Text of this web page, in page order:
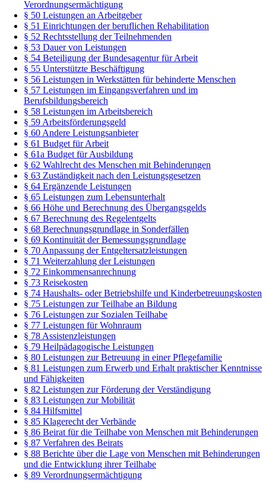
Verordnungsermächtigung
§ 50 Leistungen an Arbeitgeber
§ 51 Einrichtungen der beruflichen Rehabilitation
§ 52 Rechtsstellung der Teilnehmenden
§ 53 Dauer von Leistungen
§ 54 Beteiligung der Bundesagentur für Arbeit
§ 55 Unterstützte Beschäftigung
§ 56 Leistungen in Werkstätten für behinderte Menschen
§ 57 Leistungen im Eingangsverfahren und im
Berufsbildungsbereich
§ 58 Leistungen im Arbeitsbereich
§ 59 Arbeitsförderungsgeld
§ 60 Andere Leistungsanbieter
§ 61 Budget für Arbeit
§ 61a Budget für Ausbildung
§ 62 Wahlrecht des Menschen mit Behinderungen
§ 63 Zuständigkeit nach den Leistungsgesetzen
§ 64 Ergänzende Leistungen
§ 65 Leistungen zum Lebensunterhalt
§ 66 Höhe und Berechnung des Übergangsgelds
§ 67 Berechnung des Regelentgelts
§ 68 Berechnungsgrundlage in Sonderfällen
§ 69 Kontinuität der Bemessungsgrundlage
§ 70 Anpassung der Entgeltersatzleistungen
§ 71 Weiterzahlung der Leistungen
§ 72 Einkommensanrechnung
§ 73 Reisekosten
§ 74 Haushalts- oder Betriebshilfe und Kinderbetreuungskosten
§ 75 Leistungen zur Teilhabe an Bildung
§ 76 Leistungen zur Sozialen Teilhabe
§ 77 Leistungen für Wohnraum
§ 78 Assistenzleistungen
§ 79 Heilpädagogische Leistungen
§ 80 Leistungen zur Betreuung in einer Pflegefamilie
§ 81 Leistungen zum Erwerb und Erhalt praktischer Kenntnisse
und Fähigkeiten
§ 82 Leistungen zur Förderung der Verständigung
§ 83 Leistungen zur Mobilität
§ 84 Hilfsmittel
§ 85 Klagerecht der Verbände
§ 86 Beirat für die Teilhabe von Menschen mit Behinderungen
§ 87 Verfahren des Beirats
§ 88 Berichte über die Lage von Menschen mit Behinderungen
und die Entwicklung ihrer Teilhabe
§ 89 Verordnungsermächtigung